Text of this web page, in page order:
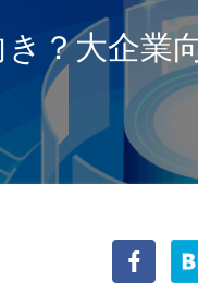
？大企業